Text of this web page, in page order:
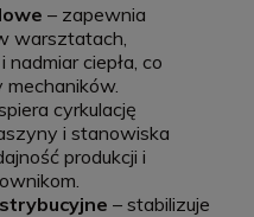
– zapewnia
warsztatach,
ciepła, co
cyrkulację
i stanowiska
produkcji i
– stabilizuje